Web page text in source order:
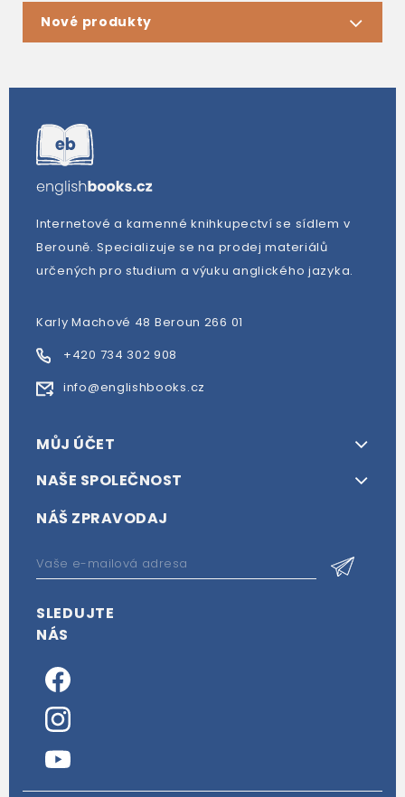
Nové produkty
Internetové a kamenné knihkupectví se sídlem v
Berouně. Specializuje se na prodej materiálů
určených pro studium a výuku anglického jazyka.
Karly Machové 48 Beroun 266 01
+420 734 302 908
info@englishbooks.cz
MŮJ ÚČET
NAŠE SPOLEČNOST
NÁŠ ZPRAVODAJ
SLEDUJTE
NÁS